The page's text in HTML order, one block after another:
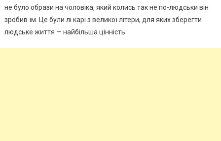
не було образи на чоловіка, який колись так не по-людськи він
зробив їм. Це були лі карі з великої літери, для яких зберегти
людське життя — найбільша цінність.